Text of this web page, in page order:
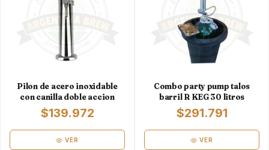
Pilon de acero inoxidable
con canilla doble accion
$139.972
VER
Combo party pump talos
barril R KEG 30 litros
$291.791
VER